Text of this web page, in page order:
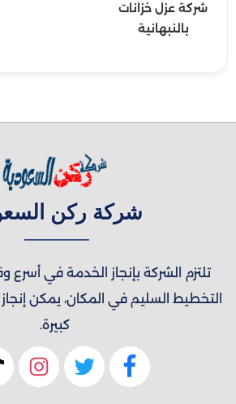
شركة عزل خزانات
بالنبهانية
شركة ركن
تلتزم الشركة بإنجاز الخدمة في
التخطيط السليم في المكان، يمكن
كبيرة.